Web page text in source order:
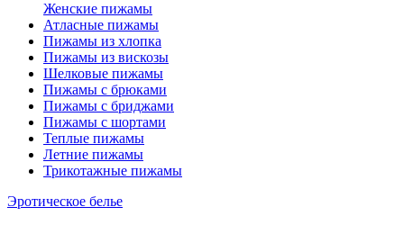
Женские пижамы
Атласные пижамы
Пижамы из хлопка
Пижамы из вискозы
Шелковые пижамы
Пижамы с брюками
Пижамы с бриджами
Пижамы с шортами
Теплые пижамы
Летние пижамы
Трикотажные пижамы
Эротическое белье